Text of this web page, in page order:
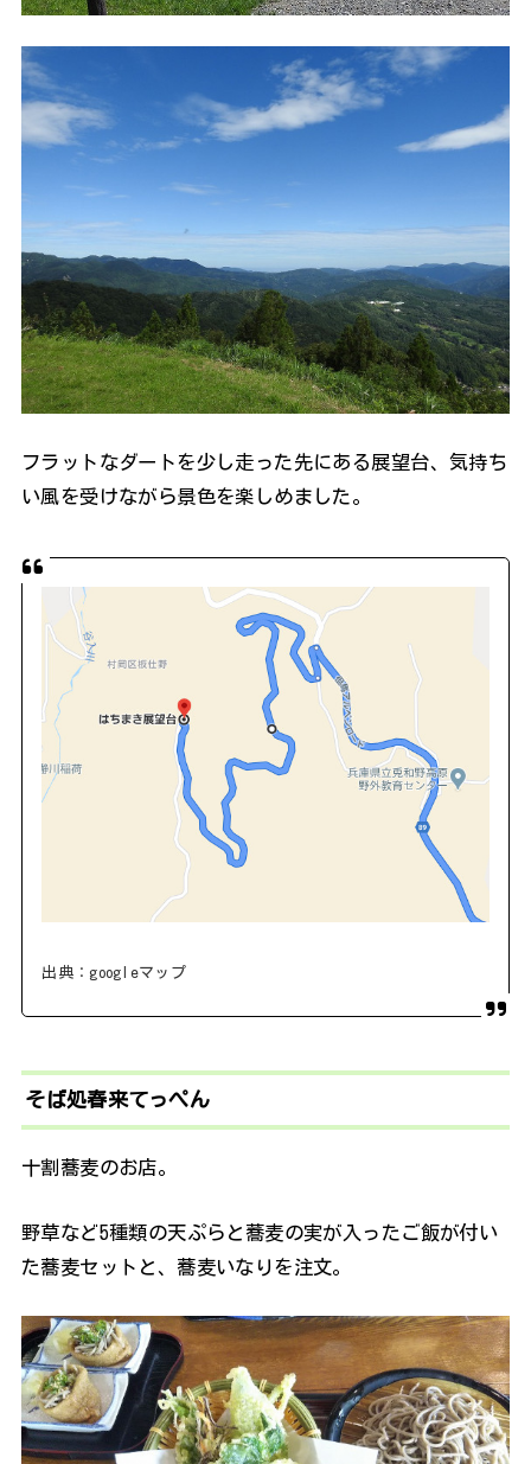
フラットなダートを少し走った先にある展望台、気持ち
い風を受けながら景色を楽しめました。
出典：googleマップ
そば処春来てっぺん
十割蕎麦のお店。
野草など5種類の天ぷらと蕎麦の実が入ったご飯が付い
た蕎麦セットと、蕎麦いなりを注文。